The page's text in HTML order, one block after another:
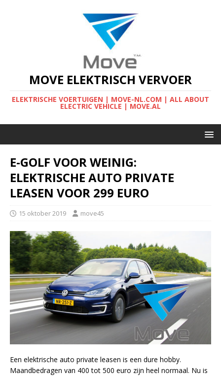
MOVE ELEKTRISCH VERVOER
ELEKTRISCHE VOERTUIGEN | MOVE-NL.COM | ALL ABOUT
ELECTRIC VEHICLE | MOVE.AL
E-GOLF VOOR WEINIG:
ELEKTRISCHE AUTO PRIVATE
LEASEN VOOR 299 EURO
15 oktober 2019 move45
Een elektrische auto private leasen is een dure hobby.
Maandbedragen van 400 tot 500 euro zijn heel normaal. Nu is